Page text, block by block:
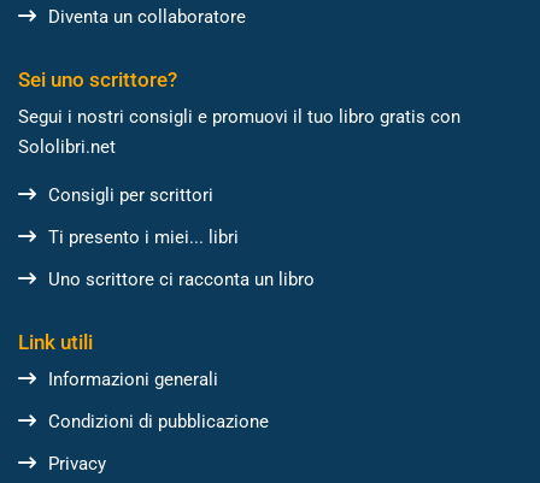
Diventa un collaboratore
Sei uno scrittore?
Segui i nostri consigli e promuovi il tuo libro gratis con
Sololibri.net
Consigli per scrittori
Ti presento i miei... libri
Uno scrittore ci racconta un libro
Link utili
Informazioni generali
Condizioni di pubblicazione
Privacy